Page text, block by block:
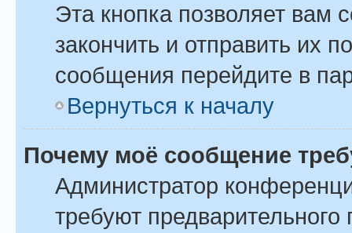
Эта кнопка позволяет вам
закончить и отправить их
сообщения перейдите в
Вернуться к началу
Почему моё сообщение
Администратор
требуют